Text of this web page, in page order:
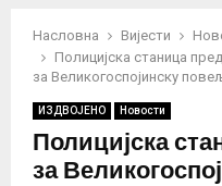
Насловна Вијести
Полицијска станица
за Великогоспојинску
ИЗДВОЈЕНО Новости
Полицијска
за